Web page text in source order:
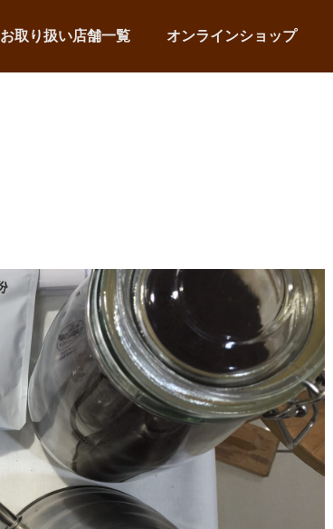
お取り扱い店舗一覧 オンラインショップ